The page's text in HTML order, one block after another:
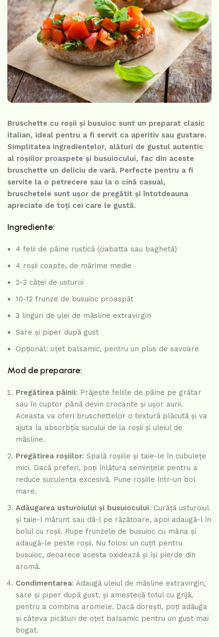
Bruschette cu roșii și busuioc sunt un preparat clasic
italian, ideal pentru a fi servit ca aperitiv sau gustare.
Simplitatea ingredientelor, alături de gustul autentic
al roșiilor proaspete și busuiocului, fac din aceste
bruschette un deliciu de vară. Perfecte pentru a fi
servite la o petrecere sau la o cină casual,
bruschetele sunt ușor de pregătit și întotdeauna
apreciate de toți cei care le gustă.
Ingrediente:
4 felii de pâine rustică (ciabatta sau baghetă)
4 roșii coapte, de mărime medie
2-3 căței de usturoi
10-12 frunze de busuioc proaspăt
3 linguri de ulei de măsline extravirgin
Sare și piper după gust
Opțional: oțet balsamic, pentru un plus de savoare
Mod de preparare:
Pregătirea pâinii: Prăjește feliile de pâine pe grătar
sau în cuptor până devin crocante și ușor aurii.
Aceasta va oferi bruschettelor o textură plăcută și va
ajuta la absorbția sucului de la roșii și uleiul de
măsline.
Pregătirea roșiilor: Spală roșiile și taie-le în cubulețe
mici. Dacă preferi, poți înlătura semințele pentru a
reduce suculența excesivă. Pune roșiile într-un bol
mare.
Adăugarea usturoiului și busuiocului: Curăță usturoiul
și taie-l mărunt sau dă-l pe răzătoare, apoi adaugă-l în
bolul cu roșii. Rupe frunzele de busuioc cu mâna și
adaugă-le peste roșii. Nu folosi un cuțit pentru
busuioc, deoarece acesta oxidează și își pierde din
aromă.
Condimentarea: Adaugă uleiul de măsline extravirgin,
sare și piper după gust, și amestecă totul cu grijă,
pentru a combina aromele. Dacă dorești, poți adăuga
și câteva picături de oțet balsamic pentru un gust mai
bogat.